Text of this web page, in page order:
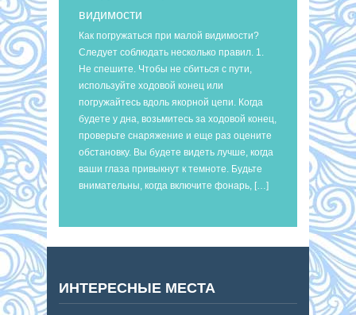
видимости
Как погружаться при малой видимости?
Следует соблюдать несколько правил. 1.
Не спешите. Чтобы не сбиться с пути,
используйте ходовой конец или
погружайтесь вдоль якорной цепи. Когда
будете у дна, возьмитесь за ходовой конец,
проверьте снаряжение и еще раз оцените
обстановку. Вы будете видеть лучше, когда
ваши глаза привыкнут к темноте. Будьте
внимательны, когда включите фонарь, […]
ИНТЕРЕСНЫЕ МЕСТА